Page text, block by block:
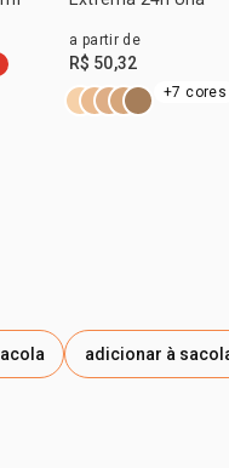
-26%
a partir de
R$ 50,32
+7 cores
adicionar à